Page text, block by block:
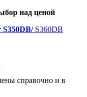
над ценой
S350DB/ S360DB
справочно и в